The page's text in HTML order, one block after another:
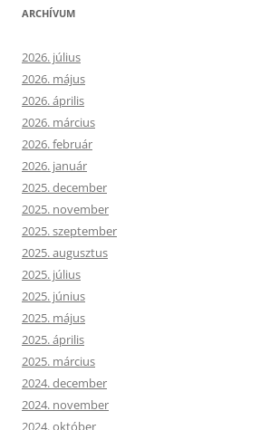
ARCHÍVUM
2026. július
2026. május
2026. április
2026. március
2026. február
2026. január
2025. december
2025. november
2025. szeptember
2025. augusztus
2025. július
2025. június
2025. május
2025. április
2025. március
2024. december
2024. november
2024. október